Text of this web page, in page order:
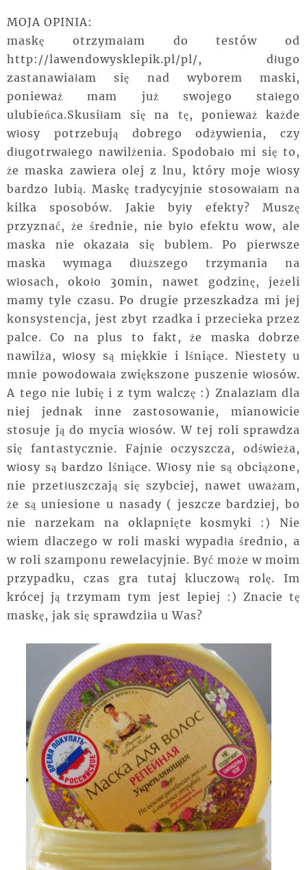
MOJA OPINIA:
maskę otrzymałam do testów od
http://lawendowysklepik.pl/pl/, długo
zastanawiałam się nad wyborem maski,
ponieważ mam już swojego stałego
ulubieńca.Skusiłam się na tę, ponieważ każde
włosy potrzebują dobrego odżywienia, czy
długotrwałego nawilżenia. Spodobało mi się to,
że maska zawiera olej z lnu, który moje włosy
bardzo lubią. Maskę tradycyjnie stosowałam na
kilka sposobów. Jakie były efekty? Muszę
przyznać, że średnie, nie było efektu wow, ale
maska nie okazała się bublem. Po pierwsze
maska wymaga dłuższego trzymania na
włosach, około 30min, nawet godzinę, jeżeli
mamy tyle czasu. Po drugie przeszkadza mi jej
konsystencja, jest zbyt rzadka i przecieka przez
palce. Co na plus to fakt, że maska dobrze
nawilża, włosy są miękkie i lśniące. Niestety u
mnie powodowała zwiększone puszenie włosów.
A tego nie lubię i z tym walczę :) Znalazłam dla
niej jednak inne zastosowanie, mianowicie
stosuje ją do mycia włosów. W tej roli sprawdza
się fantastycznie. Fajnie oczyszcza, odświeża,
włosy są bardzo lśniące. Włosy nie są obciążone,
nie przetłuszczają się szybciej, nawet uważam,
że są uniesione u nasady ( jeszcze bardziej, bo
nie narzekam na oklapnięte kosmyki :) Nie
wiem dlaczego w roli maski wypadła średnio, a
w roli szamponu rewelacyjnie. Być może w moim
przypadku, czas gra tutaj kluczową rolę. Im
krócej ją trzymam tym jest lepiej :) Znacie tę
maskę, jak się sprawdziła u Was?